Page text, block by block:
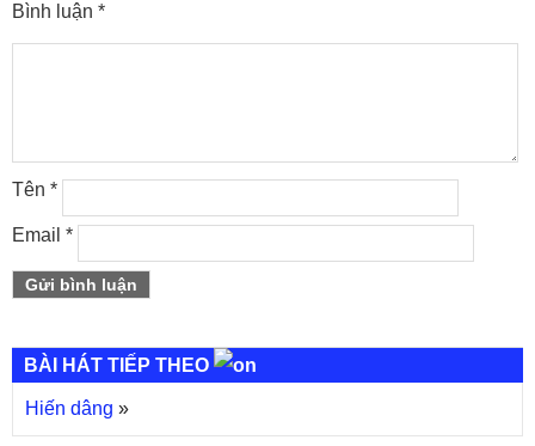
Bình luận *
Tên *
Email *
BÀI HÁT TIẾP THEO
Hiến dâng »